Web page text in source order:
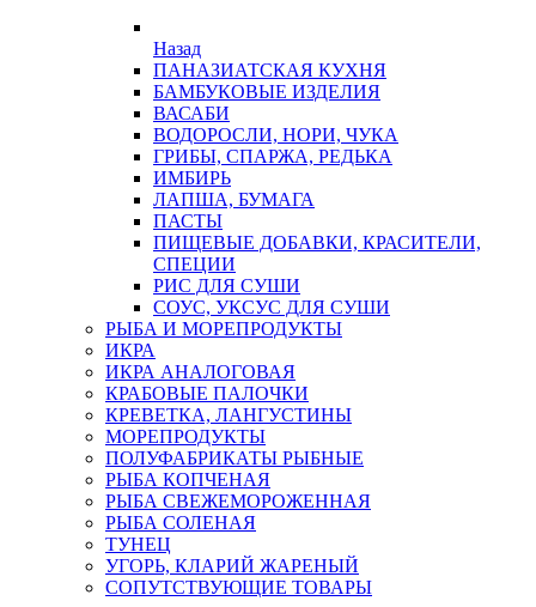
Назад
ПАНАЗИАТСКАЯ КУХНЯ
БАМБУКОВЫЕ ИЗДЕЛИЯ
ВАСАБИ
ВОДОРОСЛИ, НОРИ, ЧУКА
ГРИБЫ, СПАРЖА, РЕДЬКА
ИМБИРЬ
ЛАПША, БУМАГА
ПАСТЫ
ПИЩЕВЫЕ ДОБАВКИ, КРАСИТЕЛИ,
СПЕЦИИ
РИС ДЛЯ СУШИ
СОУС, УКСУС ДЛЯ СУШИ
РЫБА И МОРЕПРОДУКТЫ
ИКРА
ИКРА АНАЛОГОВАЯ
КРАБОВЫЕ ПАЛОЧКИ
КРЕВЕТКА, ЛАНГУСТИНЫ
МОРЕПРОДУКТЫ
ПОЛУФАБРИКАТЫ РЫБНЫЕ
РЫБА КОПЧЕНАЯ
РЫБА СВЕЖЕМОРОЖЕННАЯ
РЫБА СОЛЕНАЯ
ТУНЕЦ
УГОРЬ, КЛАРИЙ ЖАРЕНЫЙ
СОПУТСТВУЮЩИЕ ТОВАРЫ